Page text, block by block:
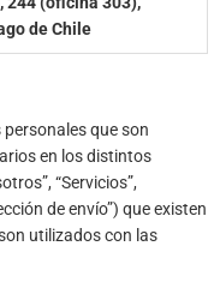
de Chile
que son
en los distintos
“Servicios”,
de envío”) que existen
utilizados con las